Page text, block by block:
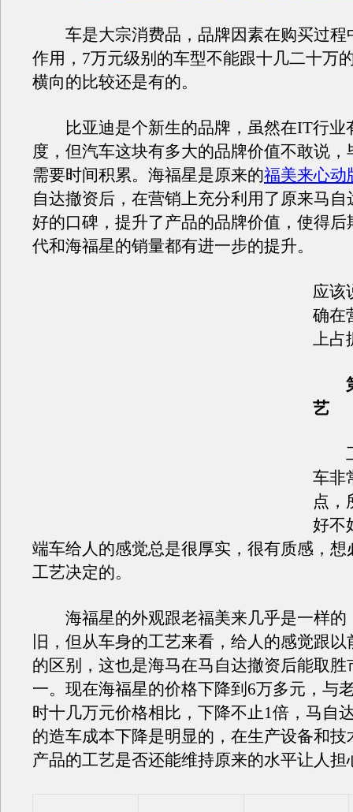
车是大宗消费品，品牌因素在购买过程
作用，7万元级别的车型不能跟十几二十万
横向的比较还是有的。
比亚迪是个新生的品牌，虽然在IT行业
度，但汽车这块有多大的品牌价值不敢说，
需要时间积累。海福星是原来的福美来心动
自达撤资后，在营销上充分利用了原来马自
好的口碑，提升了产品的品牌价值，使得后
代和海福星的销量都有进一步的提升。
应该
确在
上占
艺
工
车非
点，
好不
端车给人的感觉总是很厚实，很有质感，想
工艺决定的。
海福星的外观跟老福美来几乎是一样的
旧，但从车身的工艺来看，给人的感觉跟
的区别，这也是海马在马自达撤资后能取胜
一。现在海福星的价格下降到6万多元，与
时十几万元价格相比，下降不止1倍，马自
的造车成本下降是明显的，在生产设备和技
产品的工艺是否还能维持原来的水平让人担